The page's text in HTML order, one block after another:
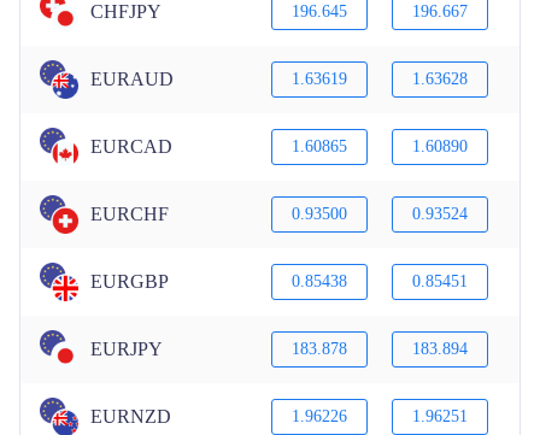
CHFJPY 196.645 196.667
EURAUD 1.63619 1.63628
EURCAD 1.60865 1.60890
EURCHF 0.93500 0.93524
EURGBP 0.85438 0.85451
EURJPY 183.878 183.894
EURNZD 1.96226 1.96251